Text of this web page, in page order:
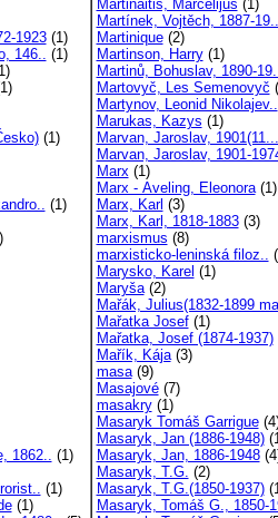
1923(1)
146.. (1)
(1)
(1)
1862.. (1)
(1)
(1)
Martinaitis, Marcelijus (1)
Martínek, Vojtěch, 1887-19..
Martinique(2)
Martinson, Harry(1)
Martinů, Bohuslav, 1890-
Martovyč, Les Semenovyč
Martynov, Leonid Nikolajev..
Marukas, Kazys (1)
Marvan, Jaroslav, 1901(11...
Marvan, Jaroslav, 1901-
Marx(1)
Marx - Aveling, Eleonora(1)
Marx, Karl (3)
Marx, Karl, 1818-1883(3)
marxismus (8)
marxisticko-leninská filoz..
Marysko, Karel (1)
Maryša(2)
Mařák, Julius(1832-1899
Mařatka Josef(1)
Mařatka, Josef (1874-1937)
Mařík, Kája(3)
masa(9)
Masajové(7)
masakry(1)
Masaryk Tomáš Garrigue
Masaryk, Jan (1886-1948)
Masaryk, Jan, 1886-1948
Masaryk, T.G. (2)
Masaryk, T.G.(1850-1937)
Masaryk, Tomáš G., 1850-